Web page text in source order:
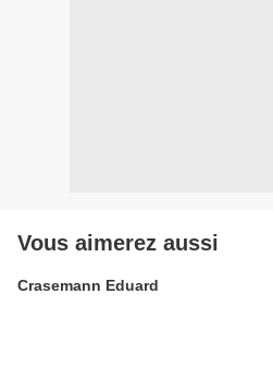
Vous aimerez aussi
Crasemann Eduard